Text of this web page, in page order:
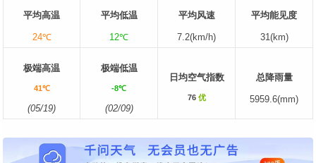
平均高温
24℃
平均低温
12℃
平均风速
7.2(km/h)
平均能见度
31(km)
极端高温
41℃
(05/19)
极端低温
-8℃
(02/09)
日均空气指数
76 优
总降雨量
5959.6(mm)